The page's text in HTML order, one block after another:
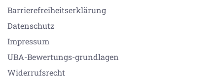
Barrierefreiheitserklärung
Datenschutz
Impressum
UBA-Bewertungs-grundlagen
Widerrufsrecht